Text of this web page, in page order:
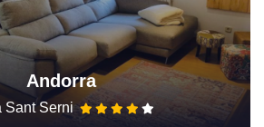
Andorra
Sant Serni